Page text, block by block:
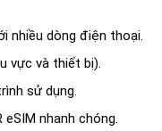
nhiều dòng điện thoại.
vực và thiết bị).
sử dụng.
nhanh chóng.